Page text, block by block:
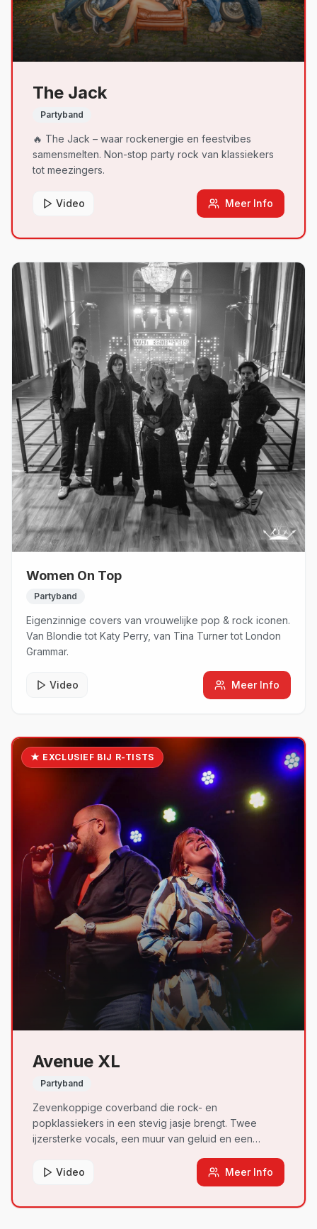
The Jack
Partyband
🔥 The Jack – waar rockenergie en feestvibes
samensmelten. Non-stop party rock van klassiekers
tot meezingers.
Video Meer Info
Women On Top
Partyband
Eigenzinnige covers van vrouwelijke pop & rock iconen.
Van Blondie tot Katy Perry, van Tina Turner tot London
Grammar.
Video Meer Info
★ EXCLUSIEF BIJ R-TISTS
Avenue XL
Partyband
Zevenkoppige coverband die rock- en
popklassiekers in een stevig jasje brengt. Twee
ijzersterke vocals, een muur van geluid en een
transformeert.
Video Meer Info